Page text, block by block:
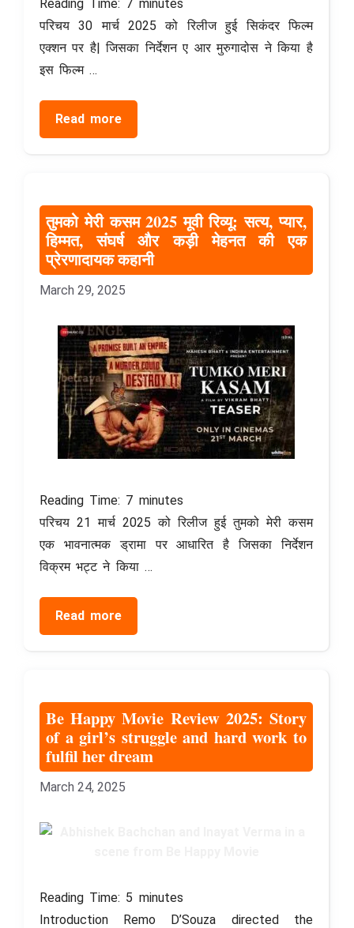
Reading Time: 7 minutes
परिचय 30 मार्च 2025 को रिलीज हुई सिकंदर फिल्म
एक्शन पर है| जिसका निर्देशन ए आर मुरुगादोस ने किया है
इस फिल्म …
Read more
तुमको मेरी कसम 2025 मूवी रिव्यू: सत्य, प्यार,
हिम्मत, संघर्ष और कड़ी मेहनत की एक
प्रेरणादायक कहानी
March 29, 2025
Reading Time: 7 minutes
परिचय 21 मार्च 2025 को रिलीज हुई तुमको मेरी कसम
एक भावनात्मक ड्रामा पर आधारित है जिसका निर्देशन
विक्रम भट्ट ने किया …
Read more
Be Happy Movie Review 2025: Story
of a girl’s struggle and hard work to
fulfil her dream
March 24, 2025
Reading Time: 5 minutes
Introduction Remo D’Souza directed the